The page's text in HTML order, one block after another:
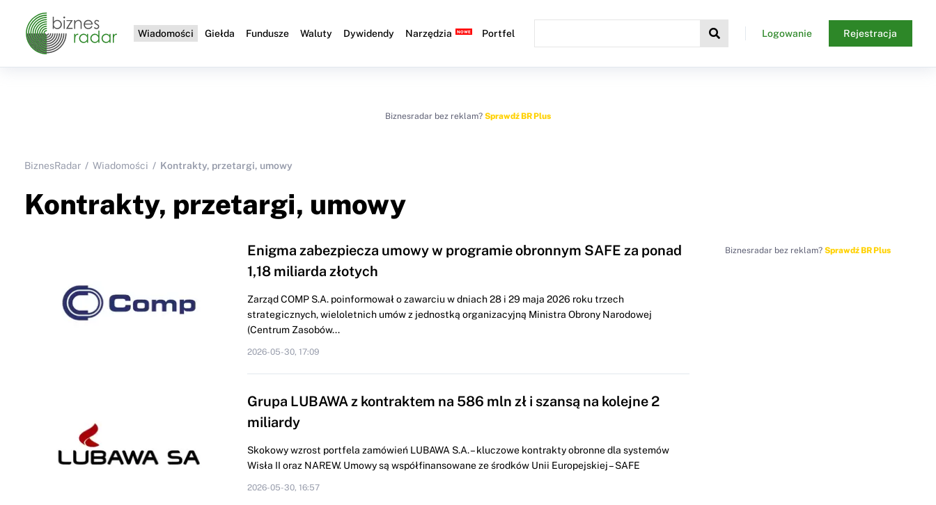
Wiadomości Giełda Fundusze Waluty Dywidendy Narzędzia Portfel Logowanie Rejestracja
Biznesradar bez reklam? Sprawdź BR Plus
BiznesRadar Wiadomości Kontrakty, przetargi, umowy
Kontrakty, przetargi, umowy
Enigma zabezpiecza umowy w programie obronnym SAFE za ponad
1,18 miliarda złotych
Zarząd COMP S.A. poinformował o zawarciu w dniach 28 i 29 maja 2026 roku trzech
strategicznych, wieloletnich umów z jednostką organizacyjną Ministra Obrony Narodowej
(Centrum Zasobów...
2026-05-30, 17:09
Grupa LUBAWA z kontraktem na 586 mln zł i szansą na kolejne 2
miliardy
Skokowy wzrost portfela zamówień LUBAWA S.A. – kluczowe kontrakty obronne dla systemów
Wisła II oraz NAREW. Umowy są współfinansowane ze środków Unii Europejskiej – SAFE
2026-05-30, 16:57
Biznesradar bez reklam? Sprawdź BR Plus